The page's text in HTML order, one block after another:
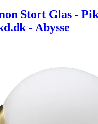
Stort Glas -
- Abysse